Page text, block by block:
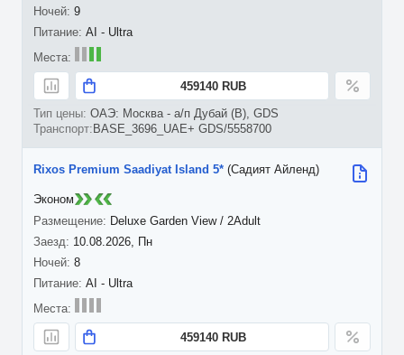
9
AI - Ultra
459140 RUB
ОАЭ: Москва - а/п Дубай (B), GDS
BASE_3696_UAE+ GDS/5558700
10.08.2026, Пн
8
Rixos Premium Saadiyat Island 5* (Садият Айленд)
Deluxe Garden View / 2Adult
AI - Ultra
459140 RUB
Эконом